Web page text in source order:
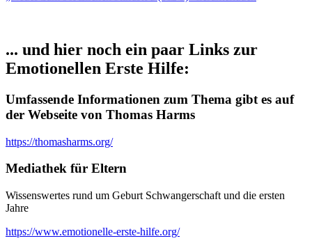
... und hier noch ein paar Links zur
Emotionellen Erste Hilfe:
Umfassende Informationen zum Thema gibt es auf
der Webseite von Thomas Harms
https://thomasharms.org/
Mediathek für Eltern
Wissenswertes rund um Geburt Schwangerschaft und die ersten
Jahre
https://www.emotionelle-erste-hilfe.org/